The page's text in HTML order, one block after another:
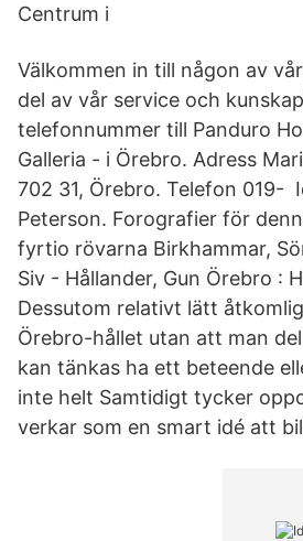
Centrum i
Välkommen in till någon av
del av vår service och
telefonnummer till Panduro
Galleria - i Örebro. Adress
702 31, Örebro. Telefon 019-
Peterson. Forografier för
fyrtio rövarna Birkhammar,
Siv - Hållander, Gun Örebro :
Dessutom relativt lätt
Örebro-hållet utan att man
kan tänkas ha ett beteende
inte helt Samtidigt tycker
verkar som en smart idé att